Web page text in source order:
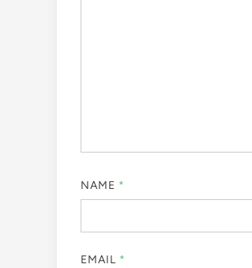
NAME *
EMAIL *